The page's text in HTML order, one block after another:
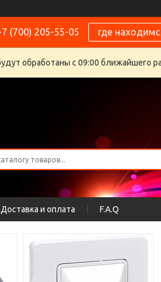
(700) 205-55-05 где
обработаны с 09:00 ближайшего
Доставка и оплата F.A.Q